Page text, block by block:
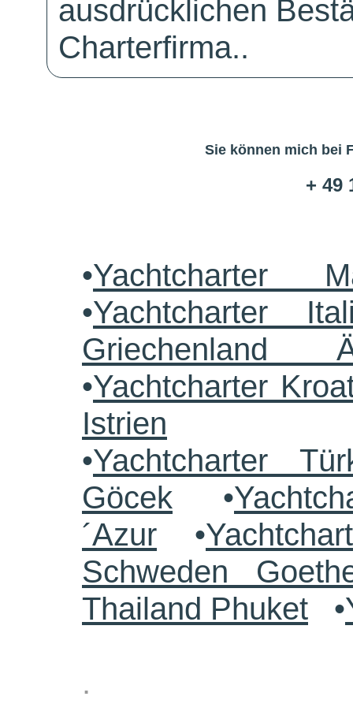
ausdrücklichen
Charterfirma..
Sie können mich bei
+ 49
•Yachtcharter
•Yachtcharter
Griechenland
•Yachtcharter
Istrien
•Yachtcharter
Göcek •
´Azur •
Schweden
Thailand Phuket •
.